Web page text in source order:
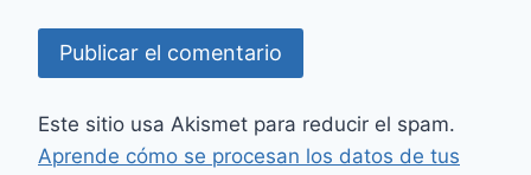
Este sitio usa Akismet para reducir el spam.
Aprende cómo se procesan los datos de tus